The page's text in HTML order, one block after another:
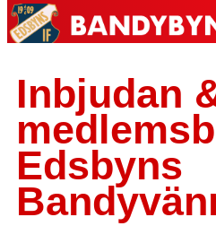
Inbjudan
Edsbyns